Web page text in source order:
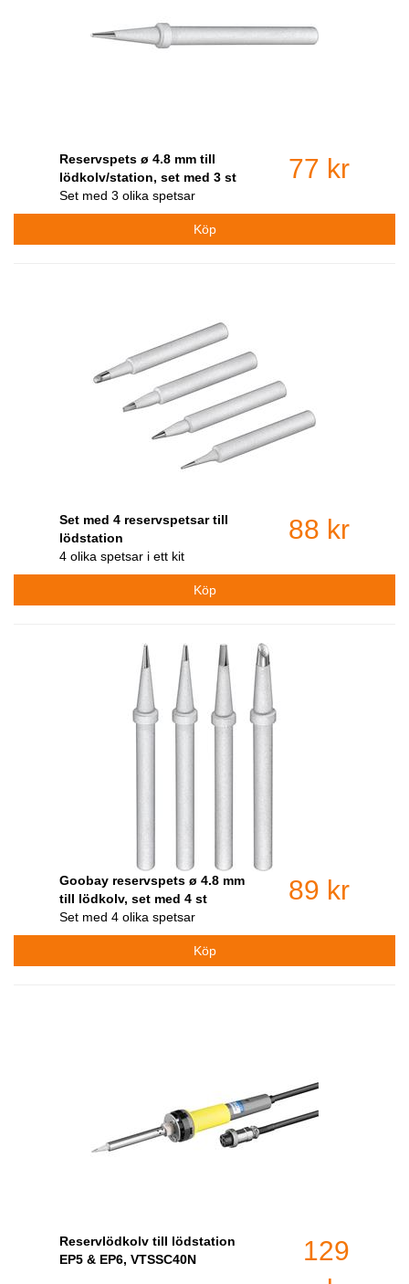
Reservspets ø 4.8 mm till
lödkolv/station, set med 3 st
Set med 3 olika spetsar
77 kr
Set med 4 reservspetsar till
lödstation
4 olika spetsar i ett kit
88 kr
Goobay reservspets ø 4.8 mm
till lödkolv, set med 4 st
Set med 4 olika spetsar
89 kr
Reservlödkolv till lödstation
EP5 & EP6, VTSSC40N
129